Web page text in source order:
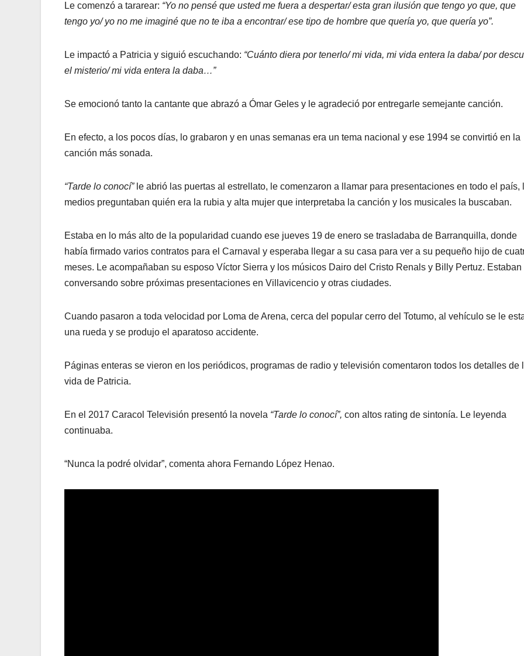
Le comenzó a tararear: “Yo no pensé que usted me fuera a despertar/ esta gran ilusión que tengo yo que, que
tengo yo/ yo no me imaginé que no te iba a encontrar/ ese tipo de hombre que quería yo, que quería yo”.
Le impactó a Patricia y siguió escuchando: “Cuánto diera por tenerlo/ mi vida, mi vida entera la daba/ por
el misterio/ mi vida entera la daba…”
Se emocionó tanto la cantante que abrazó a Ómar Geles y le agradeció por entregarle semejante canción.
En efecto, a los pocos días, lo grabaron y en unas semanas era un tema nacional y ese 1994 se convirtió en la
canción más sonada.
“Tarde lo conocí”le abrió las puertas al estrellato, le comenzaron a llamar para presentaciones en todo el país,
medios preguntaban quién era la rubia y alta mujer que interpretaba la canción y los musicales la buscaban.
Estaba en lo más alto de la popularidad cuando ese jueves 19 de enero se trasladaba de Barranquilla, donde
había firmado varios contratos para el Carnaval y esperaba llegar a su casa para ver a su pequeño hijo de
meses. Le acompañaban su esposo Víctor Sierra y los músicos Dairo del Cristo Renals y Billy Pertuz. Estaban
conversando sobre próximas presentaciones en Villavicencio y otras ciudades.
Cuando pasaron a toda velocidad por Loma de Arena, cerca del popular cerro del Totumo, al vehículo se le
una rueda y se produjo el aparatoso accidente.
Páginas enteras se vieron en los periódicos, programas de radio y televisión comentaron todos los detalles de
vida de Patricia.
En el 2017 Caracol Televisión presentó la novela “Tarde lo conocí”, con altos rating de sintonía. Le leyenda
continuaba.
“Nunca la podré olvidar”, comenta ahora Fernando López Henao.